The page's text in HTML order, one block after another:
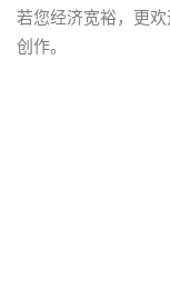
若您经济宽裕，更
创作。